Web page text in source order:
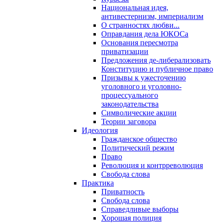
Национальная идея,
антивестернизм, империализм
О странностях любви...
Оправдания дела ЮКОСа
Основания пересмотра
приватизации
Предложения де-либерализовать
Конституцию и публичное право
Призывы к ужесточению
уголовного и уголовно-
процессуального
законодательства
Символические акции
Теории заговора
Идеология
Гражданское общество
Политический режим
Право
Революция и контрреволюция
Свобода слова
Практика
Приватность
Свобода слова
Справедливые выборы
Хорошая полиция